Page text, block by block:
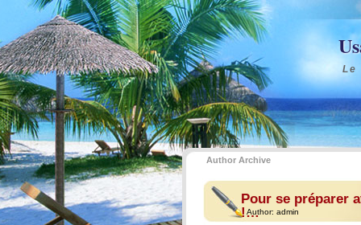
Le
Author Archive
Pour se préparer
!…
Author: admin